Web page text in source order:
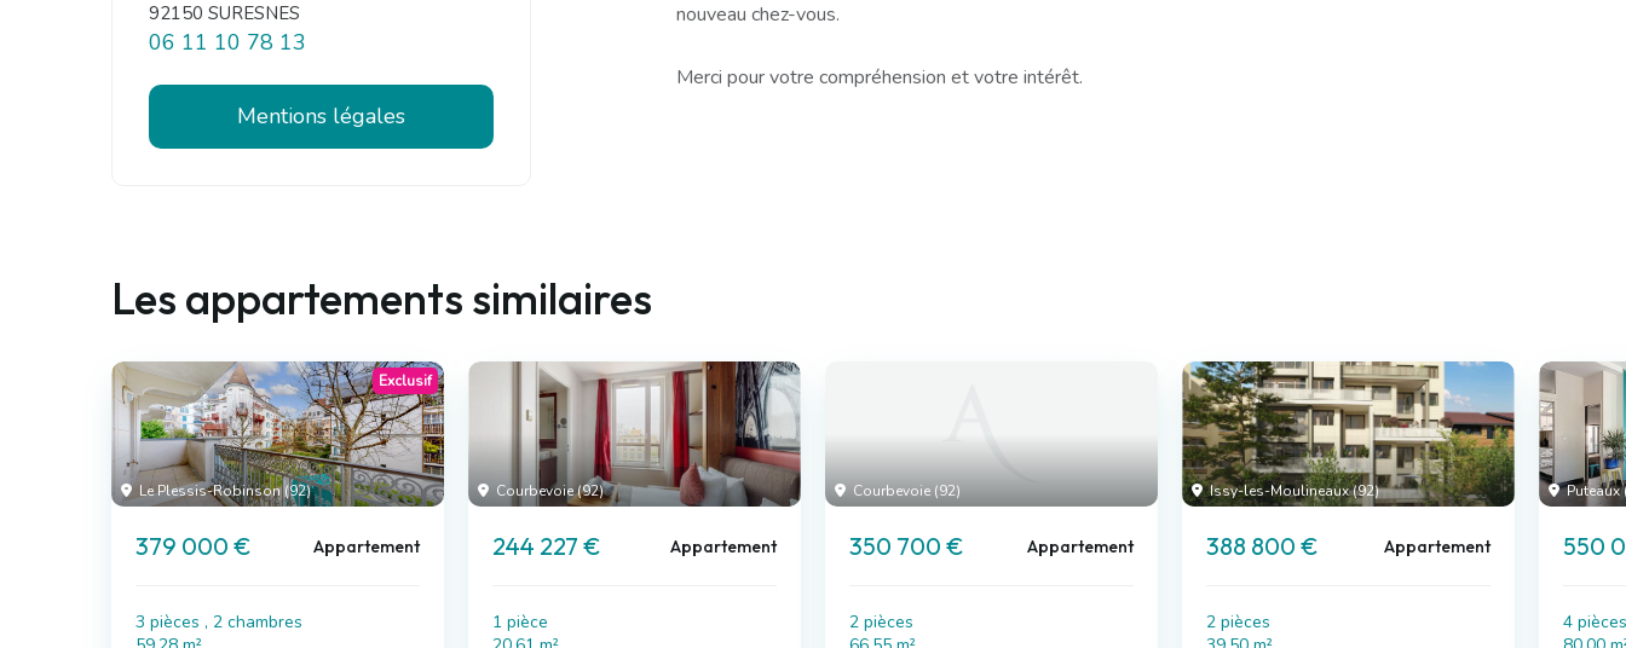
92150 SURESNES
06 11 10 78 13
Mentions légales
nouveau chez-vous.
Merci pour votre compréhension et votre intérêt.
Les appartements similaires
Le Plessis-Robinson (92)
Exclusif
379 000 € Appartement
3 pièces , 2 chambres
Courbevoie (92)
244 227 € Appartement
1 pièce
Courbevoie (92)
350 700 € Appartement
2 pièces
Issy-les-Moulineaux (92)
388 800 € Appartement
2 pièces
Puteaux
550
4